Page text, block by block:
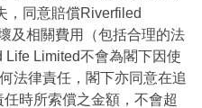
，同意賠償Riverfiled
及相關費用（包括合理的法
Limited不會為閣下因使
法律責任，閣下亦同意在追
時所索償之金額，不會超